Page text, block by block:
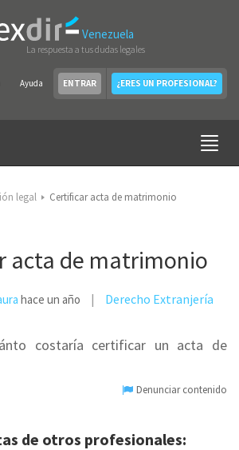
Venezuela
La respuesta a tus dudas legales
Ayuda ENTRAR ¿ERES UN PROFESIONAL?
legal Certificar acta de matrimonio
acta de matrimonio
hace un año Derecho Extranjería
costaría certificar un acta de
Denunciar contenido
de otros profesionales: